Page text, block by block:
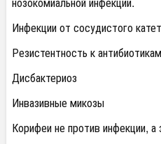
Инфекции от сосудистого
Резистентность к
Дисбактериоз
Инвазивные микозы
Корифеи не против инфекции,